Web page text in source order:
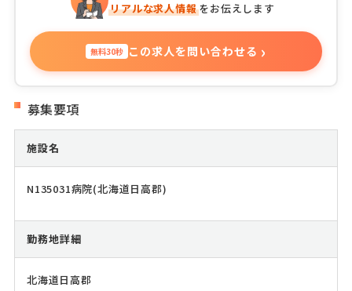
リアルな求人情報をお伝えします
無料30秒 この求人を問い合わせる ›
募集要項
施設名
N135031病院(北海道日高郡)
勤務地詳細
北海道日高郡